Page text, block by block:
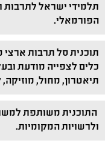
תלמידי ישראל
הפורמאלי.
תוכנית סל תרבות ארצי
כלים לצפייה מודעת
תיאטרון, מחול,
התוכנית משותפת
ולרשויות המקומיות.